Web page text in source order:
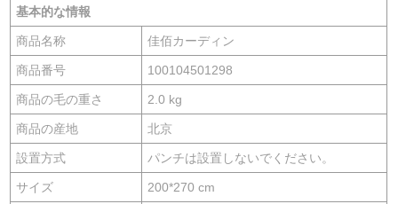
基本的な情報
商品名称 佳佰カーディン
商品番号 100104501298
商品の毛の重さ 2.0 kg
商品の産地 北京
設置方式 パンチは設置しないでください。
サイズ 200*270 cm